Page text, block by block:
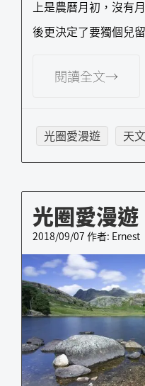
上是農曆月初，沒有
後更決定了要獨個兒
閱讀全文→
光圈愛漫遊 天文
光圈愛漫
2018/09/07 作者: Ernest